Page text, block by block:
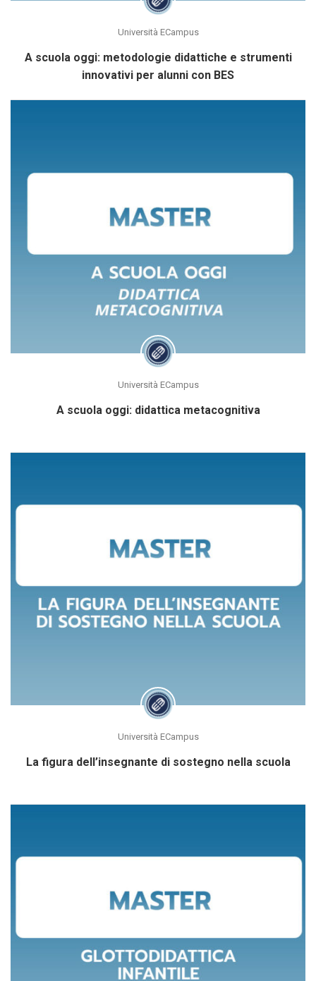
Università ECampus
A scuola oggi: metodologie didattiche e strumenti
innovativi per alunni con BES
Università ECampus
A scuola oggi: didattica metacognitiva
Università ECampus
La figura dell’insegnante di sostegno nella scuola